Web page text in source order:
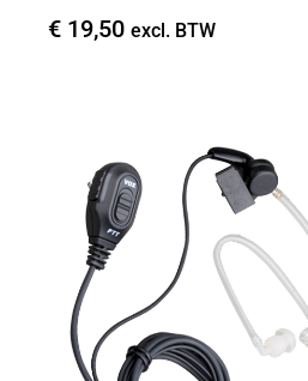
€ 19,50 excl. BTW